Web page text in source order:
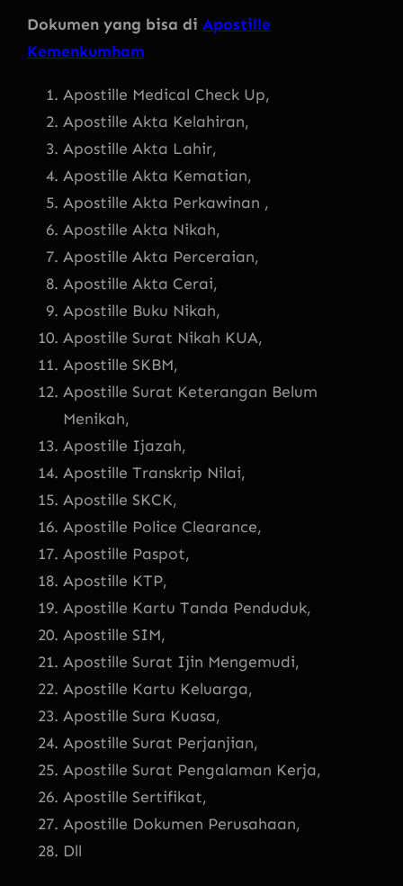
Dokumen yang bisa di Apostille
Kemenkumham
Apostille Medical Check Up,
Apostille Akta Kelahiran,
Apostille Akta Lahir,
Apostille Akta Kematian,
Apostille Akta Perkawinan ,
Apostille Akta Nikah,
Apostille Akta Perceraian,
Apostille Akta Cerai,
Apostille Buku Nikah,
Apostille Surat Nikah KUA,
Apostille SKBM,
Apostille Surat Keterangan Belum
Menikah,
Apostille Ijazah,
Apostille Transkrip Nilai,
Apostille SKCK,
Apostille Police Clearance,
Apostille Paspot,
Apostille KTP,
Apostille Kartu Tanda Penduduk,
Apostille SIM,
Apostille Surat Ijin Mengemudi,
Apostille Kartu Keluarga,
Apostille Sura Kuasa,
Apostille Surat Perjanjian,
Apostille Surat Pengalaman Kerja,
Apostille Sertifikat,
Apostille Dokumen Perusahaan,
Dll